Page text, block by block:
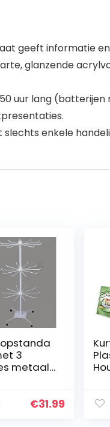
geeft informatie
glanzende
uur lang
enkele
3
metaal
€31.99